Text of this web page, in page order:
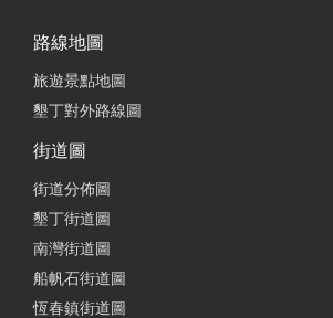
路線地圖
旅遊景點地圖
墾丁對外路線圖
街道圖
街道分佈圖
墾丁街道圖
南灣街道圖
船帆石街道圖
恆春鎮街道圖